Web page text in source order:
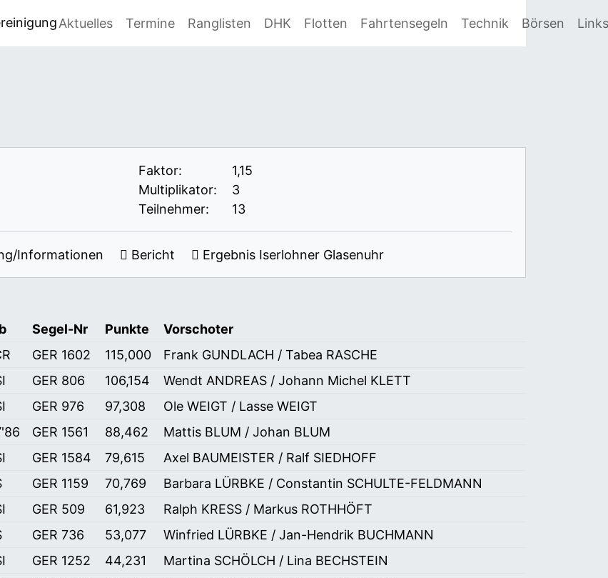
Aktuelles Termine Ranglisten DHK Flotten Fahrtensegeln Technik Börsen Links
Faktor:
1,15
Multiplikator:
3
Teilnehmer:
13
Informationen Bericht Ergebnis Iserlohner Glasenuhr
Segel-Nr Punkte
Vorschoter
GER 1602 115,000
Frank GUNDLACH / Tabea RASCHE
GER 806 106,154
Wendt ANDREAS / Johann Michel KLETT
GER 976 97,308
Ole WEIGT / Lasse WEIGT
GER 1561 88,462
Mattis BLUM / Johan BLUM
GER 1584 79,615
Axel BAUMEISTER / Ralf SIEDHOFF
GER 1159 70,769
Barbara LÜRBKE / Constantin SCHULTE-FELDMANN
GER 509 61,923
Ralph KRESS / Markus ROTHHÖFT
GER 736 53,077
Winfried LÜRBKE / Jan-Hendrik BUCHMANN
GER 1252 44,231
Martina SCHÖLCH / Lina BECHSTEIN